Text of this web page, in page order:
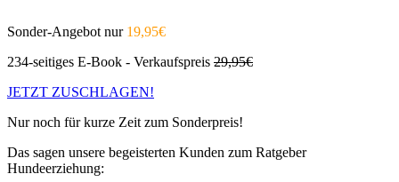
Sonder-Angebot nur 19,95€
234-seitiges E-Book - Verkaufspreis 29,95€
JETZT ZUSCHLAGEN!
Nur noch für kurze Zeit zum Sonderpreis!
Das sagen unsere begeisterten Kunden zum Ratgeber
Hundeerziehung: